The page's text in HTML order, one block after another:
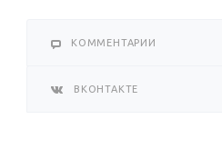
КОММЕНТАРИИ
ВКОНТАКТЕ